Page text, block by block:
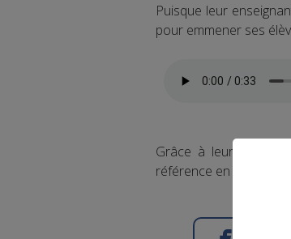
Puisque leur
pour emmener ses
Grâce à leur travail
référence en Europe